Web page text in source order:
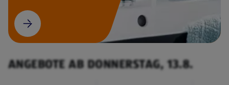
ANGEBOTE AB DONNERSTAG, 13.8.